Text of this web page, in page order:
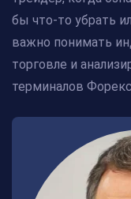
бы что-то убрать
важно понимать
торговле и
терминалов